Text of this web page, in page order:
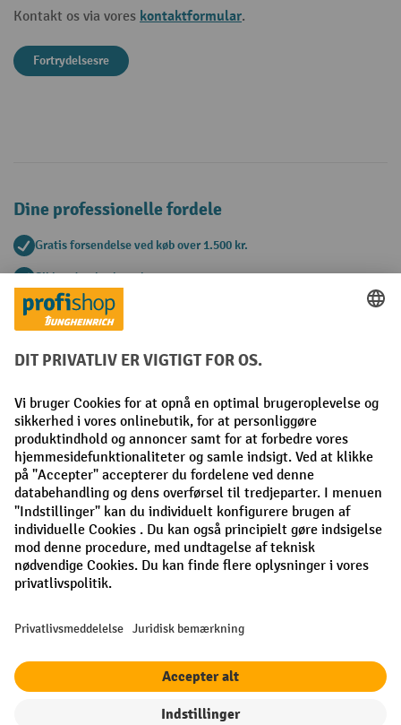
Kontakt os via vores kontaktformular.
Fortrydelsesre
Dine professionelle fordele
Gratis forsendelse ved køb over 1.500 kr.
Sikker databeskyttelse
Personlig købsrådgivning
Betalingsmetoder
Faktura Forudbetaling
Sociale netværk
Facebook
LinkedIn
Instagram
Privatlivsindstillinger
Alle priser ekskl. Moms plusforsendelsesomkostninger
andet er angivet.